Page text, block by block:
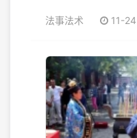
法事法术 11-24